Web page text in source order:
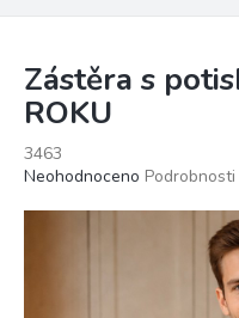
Zástěra s
ROKU
3463
Průměrné
Neohodnoceno